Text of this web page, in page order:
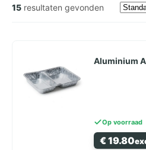
15 resultaten gevonden
Aluminium
Op voorraad
€19.80